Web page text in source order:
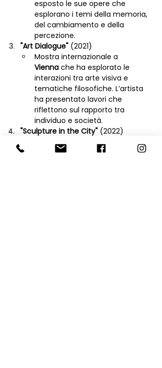
esposto le sue opere che
esplorano i temi della memoria,
del cambiamento e della
percezione.
"Art Dialogue" (2021)
Mostra internazionale a
Vienna che ha esplorato le
interazioni tra arte visiva e
tematiche filosofiche. L’artista
ha presentato lavori che
riflettono sul rapporto tra
individuo e società.
"Sculpture in the City" (2022)
Partecipazione a una mostra di
sculture all’aperto a
, dove